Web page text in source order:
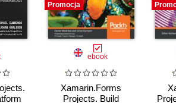
Promocja
ebook
Xamarin.Forms
Projects. Build